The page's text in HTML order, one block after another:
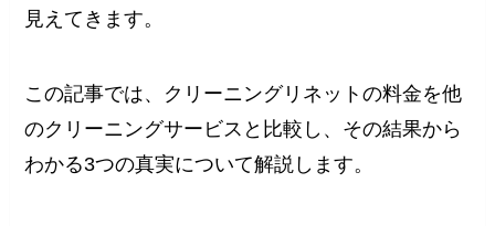
見えてきます。
この記事では、クリーニングリネットの料金を他
のクリーニングサービスと比較し、その結果から
わかる3つの真実について解説します。